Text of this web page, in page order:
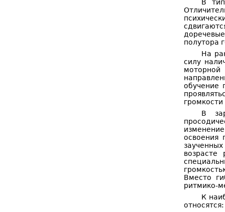
В
полутора
На
силу
обучение
В
освоения
Вместо
ритмико-
К
относятся: